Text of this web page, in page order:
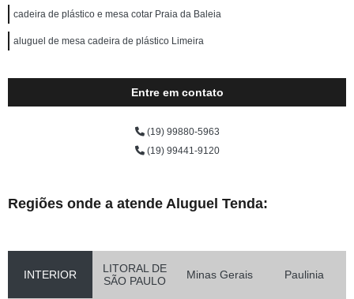
cadeira de plástico e mesa cotar Praia da Baleia
aluguel de mesa cadeira de plástico Limeira
Entre em contato
(19) 99880-5963
(19) 99441-9120
Regiões onde a atende Aluguel Tenda:
INTERIOR
LITORAL DE
SÃO PAULO
Minas Gerais Paulinia